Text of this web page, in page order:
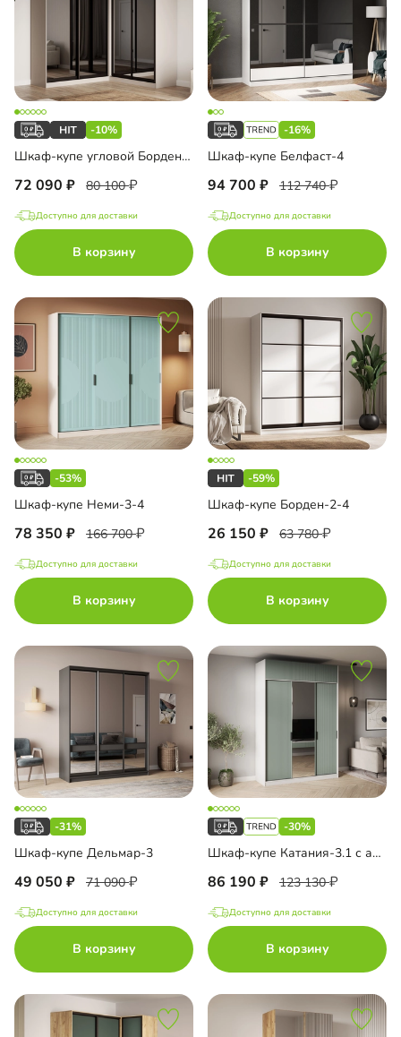
-10%
Шкаф-купе угловой Борден-6-5 2000
72 090 80 100
Доступно для доставки
В корзину
-16%
Шкаф-купе Белфаст-4
94 700 112 740
Доступно для доставки
В корзину
-53%
Шкаф-купе Неми-3-4
78 350 166 700
Доступно для доставки
В корзину
-59%
Шкаф-купе Борден-2-4
26 150 63 780
Доступно для доставки
В корзину
-31%
Шкаф-купе Дельмар-3
49 050 71 090
Доступно для доставки
В корзину
-30%
Шкаф-купе Катания-3.1 с антресолью
86 190 123 130
Доступно для доставки
В корзину